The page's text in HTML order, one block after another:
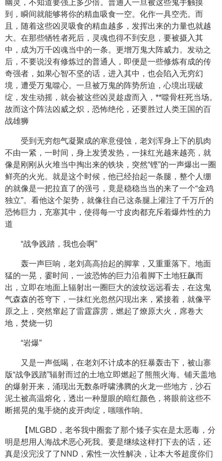
幽灵，不知道要强上多少倍。普通人一旦被这些鬼手触摸
到，瞬间就能够将你的精血吸食一空。化作一具空壳。而
且，随着这些凶灵吸食的精血越多，发挥出来的力量也就越
大。在那些牺牲者死后，灵魂也得不到安息，要被摄入其
中，成为万千凶魂当中的一条。更增万鬼大阵威力。发动之
后，不要说没有修炼过的普通人，即便是一些修炼有成的传
奇强者，如果心智不坚的话，进入其中，也会陷入无穷幻
境，遭受万鬼噬心。一旦被万鬼的阵势所迫，心境出现破
绽，发生动摇，就会被这些凶灵趁虚而入，**噬骨枉死当场。
故而这个阵法凶威之炽，恐怖绝伦，还要胜过人类王国的百
战雄狮
受到无穷怨气凝聚成的寒意侵蚀，老刘浑身上下的肌肉
不由一紧，一时间，身上发烫发热，一抹红光越来越亮，就
像是刚刚从火堆当中掏出来的铁块，突然“铿”的一声爆出一圈
鲜亮的火光。就是这个时候，他已经抬起一条腿，整个人绷
的就像是一把拉直了的强弓，竟是稳稳当当的来了一个“金鸡
独立”。看他这个架势，就像往自己这条腿上灌注了千万斤的
恐怖巨力，充塞其中，使得每一寸皮肉都充斥着爆炸性的力
道
“战争践踏，我也会啊”
轰一声巨响，老刘高高抬起的脚掌，又重重落下。地面
猛的一晃，霎时间，一波恐怖的巨力沿着脚下土地狂飙而
出，立即在地面上辐射出一圈巨大的波纹远远看去，在这鬼
气森森的苍穹下，一抹红光忽然闪现出来，紧接着，就像平
原之上，突然窜起了雷霆霹雳，燃起了燎原大火，席卷大
地，焚烧一切
“岩爆”
又是一声低喝，在老刘不计成本的狂暴轰击下，被山寨
版“战争践踏”辐射而过的土地立即燃起了熊熊火海。铺天盖地
的爆射开来，涌现出无数条呼啸沸腾的火龙一些地方，沙石
泥土被高温熔化，透出一种显眼的暗红颜色，将眼前这些不
断摇晃的鬼手烧的皮开肉绽，嗤嗤作响。
【MLGBD，老爷我中圈套了那个矮子实在是太恶毒，分
明是想用人海战术恶心死我。要是继续这样打下去的话，还
真是没完没了了NND，索性一次性解决，让本大爷超度你们